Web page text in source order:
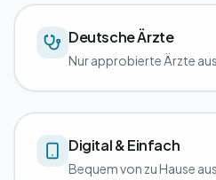
Deutsche Ärzte
Nur approbierte Ärzte
Digital & Einfach
Bequem von zu Hause aus